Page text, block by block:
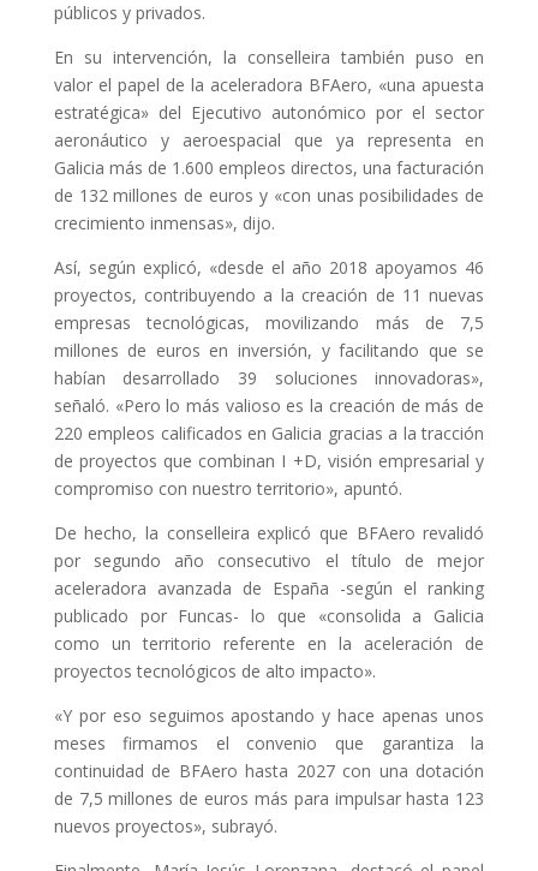
públicos y privados.
En su intervención, la conselleira también puso en
valor el papel de la aceleradora BFAero, «una apuesta
estratégica» del Ejecutivo autonómico por el sector
aeronáutico y aeroespacial que ya representa en
Galicia más de 1.600 empleos directos, una facturación
de 132 millones de euros y «con unas posibilidades de
crecimiento inmensas», dijo.
Así, según explicó, «desde el año 2018 apoyamos 46
proyectos, contribuyendo a la creación de 11 nuevas
empresas tecnológicas, movilizando más de 7,5
millones de euros en inversión, y facilitando que se
habían desarrollado 39 soluciones innovadoras»,
señaló. «Pero lo más valioso es la creación de más de
220 empleos calificados en Galicia gracias a la tracción
de proyectos que combinan I +D, visión empresarial y
compromiso con nuestro territorio», apuntó.
De hecho, la conselleira explicó que BFAero revalidó
por segundo año consecutivo el título de mejor
aceleradora avanzada de España -según el ranking
publicado por Funcas- lo que «consolida a Galicia
como un territorio referente en la aceleración de
proyectos tecnológicos de alto impacto».
«Y por eso seguimos apostando y hace apenas unos
meses firmamos el convenio que garantiza la
continuidad de BFAero hasta 2027 con una dotación
de 7,5 millones de euros más para impulsar hasta 123
nuevos proyectos», subrayó.